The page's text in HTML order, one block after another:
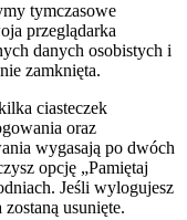
tymczasowe
przeglądarka
danych osobistych i
zamknięta.
ciasteczek
oraz
wygasają po dwóch
opcję „Pamiętaj
Jeśli wylogujesz
usunięte.